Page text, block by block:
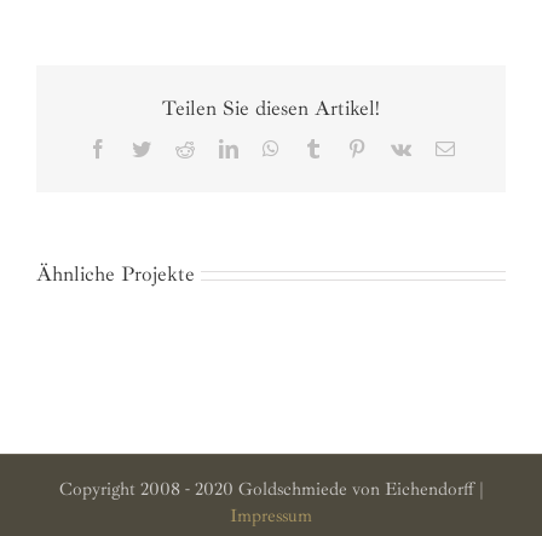
Teilen Sie diesen Artikel!
Facebook
TwitterRedditLinkedInWhatsApp
Tumblr Pinterest
Vk
E-
Ähnliche Projekte
Copyright 2008 - 2020 Goldschmiede von Eichendorff |
Impressum